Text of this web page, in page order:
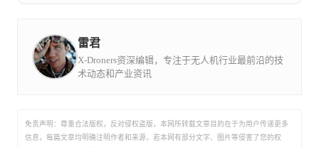
Phantom 4 RTK相机为航空摄影进行深度优化。1英寸2000
免建图精度降低。
简化作业流程，降低时间成本。单架次起落作业面积
可达约1平方公里（1500亩），一台遥控器最多可同
时控制5台飞行器， 结合自主规划作业功能，大幅提
升测绘、农业、巡检等外场作业效率。遥控器采用
障。 支持4系统11频点卫星信号，可作为自架基站，
为 Phantom 4 RTK 提供实时差分数据。通过 Ocusync
2.0 与 Phantom 4 RTK遥控器连接，确保差分数据可
球100多个国家。通过持续的创新，大疆致力于为无
雷君
X-Droners资深编辑，专注于无人机行业最前沿的技
术动态和产业资讯
免责声明：尊重合法版权，反对侵权盗版，本网所转载文章目的在于为用户传递更多
信息，每篇文章均明确注明作者和来源，若本网有部分文字、图片等侵害了您的权